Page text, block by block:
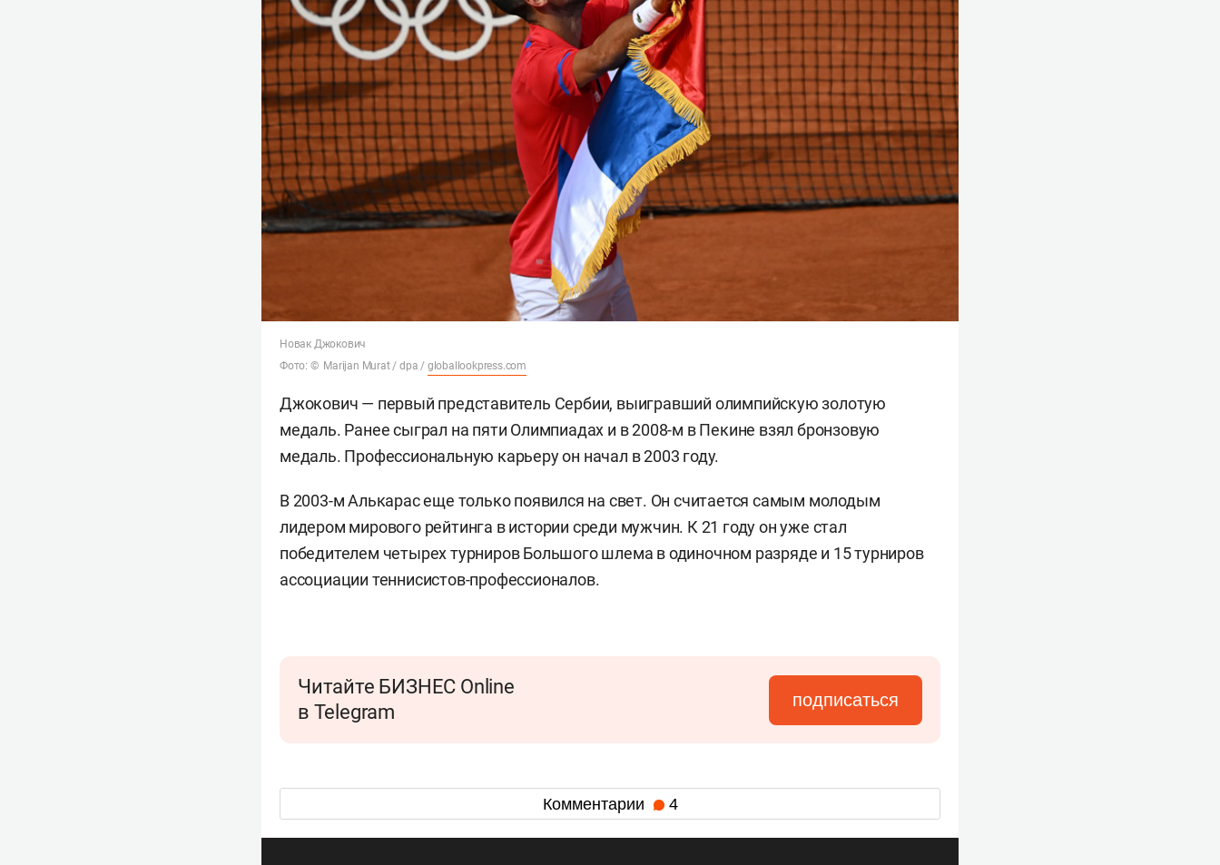
Новак Джокович
Фото: © Marijan Murat / dpa / globallookpress.com
Джокович — первый представитель Сербии, выигравший олимпийскую золотую
медаль. Ранее сыграл на пяти Олимпиадах и в 2008-м в Пекине взял бронзовую
медаль. Профессиональную карьеру он начал в 2003 году.
В 2003-м Алькарас еще только появился на свет. Он считается самым молодым
лидером мирового рейтинга в истории среди мужчин. К 21 году он уже стал
победителем четырех турниров Большого шлема в одиночном разряде и 15 турниров
ассоциации теннисистов-профессионалов.
Читайте БИЗНЕС Online
в Telegram
подписаться
Комментарии 4